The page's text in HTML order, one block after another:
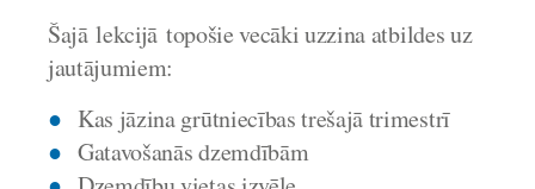
Šajā lekcijā topošie vecāki uzzina atbildes uz
jautājumiem:
Kas jāzina grūtniecības trešajā trimestrī
Gatavošanās dzemdībām